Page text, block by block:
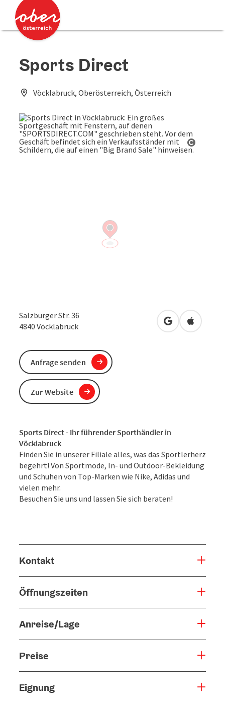
Zum Inhalt
Zum Seitenanfang
Sports Direct
Vöcklabruck, Oberösterreich, Österreich
Salzburger Str. 36
4840 Vöcklabruck in Googlein Apple
Sports Direct - Ihr führender Sporthändler in
Vöcklabruck
Finden Sie in unserer Filiale alles, was das Sportlerherz
begehrt! Von Sportmode, In- und Outdoor-Bekleidung
und Schuhen von Top-Marken wie Nike, Adidas und
vielen mehr.
Besuchen Sie uns und lassen Sie sich beraten!
Kontakt
Öffnungszeiten
Anreise/Lage
Preise
Eignung
Anfrage senden
Zur Website